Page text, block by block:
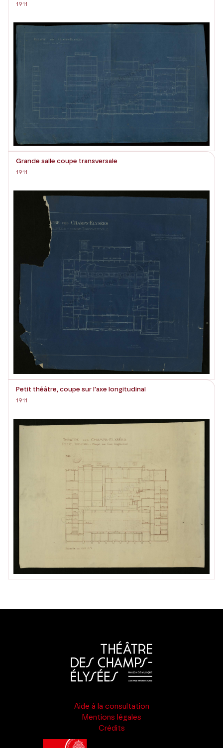
1911
Grande salle coupe transversale
1911
Petit théâtre, coupe sur l'axe longitudinal
1911
Aide à la consultation
Mentions légales
Crédits